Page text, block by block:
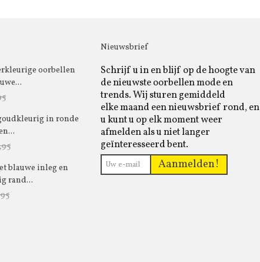
oorbellen
in ronde
blauwe inleg en
rand...
Nieuwsbrief
Schrijf u in en blijf op de hoogte van
de nieuwste oorbellen mode en
trends. Wij sturen gemiddeld
elke maand een nieuwsbrief rond, en
u kunt u op elk moment weer
afmelden als u niet langer
geïnteresseerd bent.
Aanmelden!